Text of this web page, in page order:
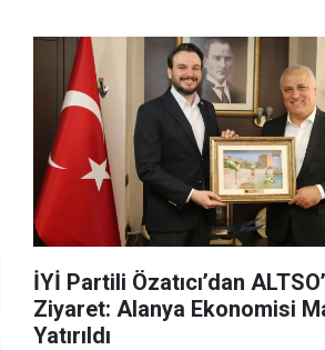
İYİ Partili Özatıcı’dan
Ziyaret: Alanya Ekonomisi
Yatırıldı